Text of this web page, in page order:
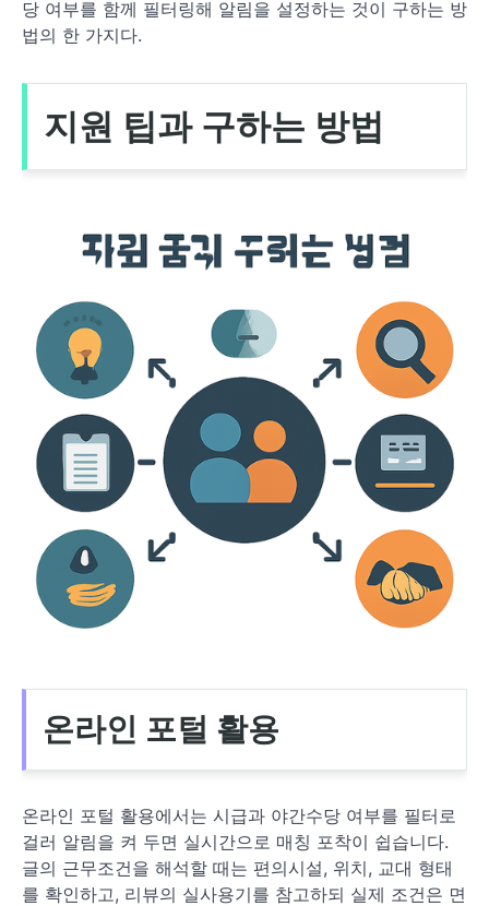
당 여부를 함께 필터링해 알림을 설정하는 것이 구하는 방
법의 한 가지다.
지원 팁과 구하는 방법
온라인 포털 활용
온라인 포털 활용에서는 시급과 야간수당 여부를 필터로
걸러 알림을 켜 두면 실시간으로 매칭 포착이 쉽습니다.
글의 근무조건을 해석할 때는 편의시설, 위치, 교대 형태
를 확인하고, 리뷰의 실사용기를 참고하되 실제 조건은 면